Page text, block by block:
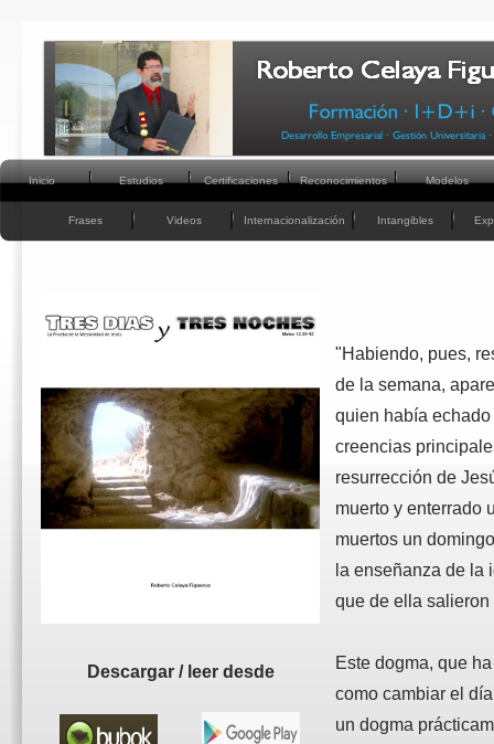
Inicio Estudios Certificaciones Reconocimientos Modelos
Frases Videos Internacionalización Intangibles
"Habiendo, pues,
de la semana,
quien había
creencias
resurrección de
muerto y enterrado
muertos un
la enseñanza de la
que de ella salieron
Este dogma, que
como cambiar el
un dogma
Descargar / leer desde